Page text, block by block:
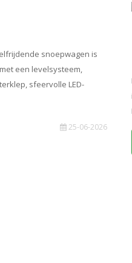
snoepwagen is
een levelsysteem,
sfeervolle LED-
25-06-2026